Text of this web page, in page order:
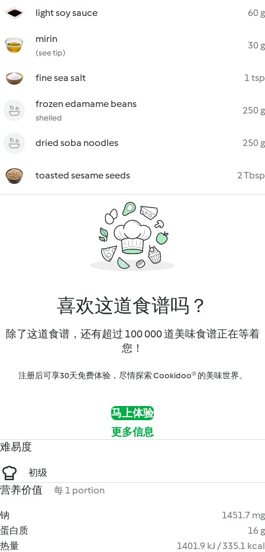
light soy sauce 60 g
mirin
(see tip)
30 g
fine sea salt 1 tsp
frozen edamame beans
shelled
250 g
dried soba noodles 250 g
toasted sesame seeds 2 Tbsp
喜欢这道食谱吗？
除了这道食谱，还有超过 100 000 道美味食谱正在等着
您！
注册后可享30天免费体验，尽情探索 Cookidoo® 的美味世界。
马上体验
更多信息
难易度
初级
营养价值 每 1 portion
钠
1451.7 mg
蛋白质
16 g
热量
1401.9 kJ / 335.1 kcal